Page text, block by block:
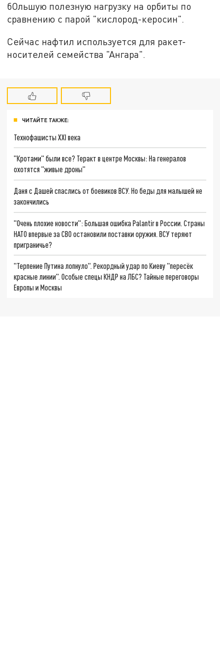
бОльшую полезную нагрузку на орбиты по
сравнению с парой "кислород-керосин".
Сейчас нафтил используется для ракет-
носителей семейства "Ангара".
ЧИТАЙТЕ ТАКЖЕ:
Технофашисты XXI века
"Кротами" были все? Теракт в центре Москвы: На генералов
охотятся "живые дроны"
Даня с Дашей спаслись от боевиков ВСУ. Но беды для малышей не
закончились
"Очень плохие новости": Большая ошибка Palantir в России. Страны
НАТО впервые за СВО остановили поставки оружия. ВСУ теряют
приграничье?
"Терпение Путина лопнуло". Рекордный удар по Киеву "пересёк
красные линии". Особые спецы КНДР на ЛБС? Тайные переговоры
Европы и Москвы